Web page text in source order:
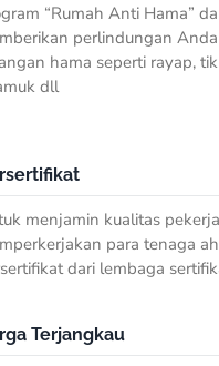
“Rumah Anti Hama”
perlindungan
hama seperti rayap,
dll
menjamin kualitas
para tenaga
dari lembaga
Terjangkau